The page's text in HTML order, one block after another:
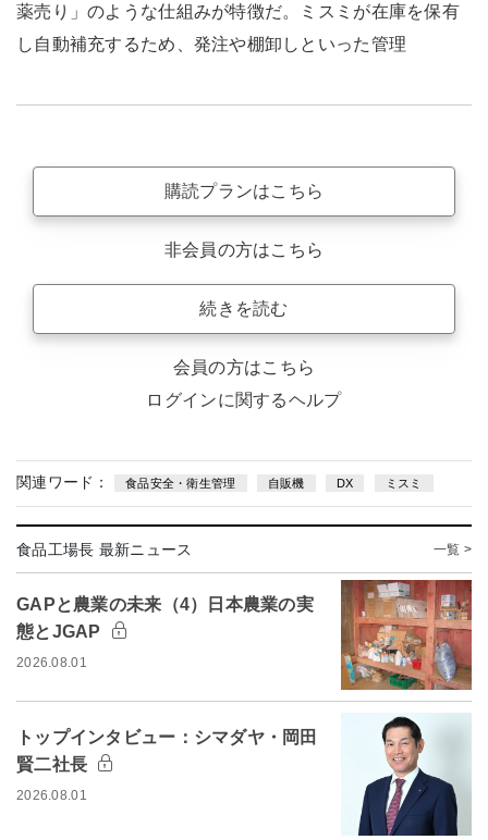
薬売り」のような仕組みが特徴だ。ミスミが在庫を保有
し自動補充するため、発注や棚卸しといった管理
購読プランはこちら
非会員の方はこちら
続きを読む
会員の方はこちら
ログインに関するヘルプ
関連ワード： 食品安全・衛生管理 自販機 DX ミスミ
食品工場長 最新ニュース 一覧 >
GAPと農業の未来（4）日本農業の実
態とJGAP
2026.08.01
トップインタビュー：シマダヤ・岡田
賢二社長
2026.08.01